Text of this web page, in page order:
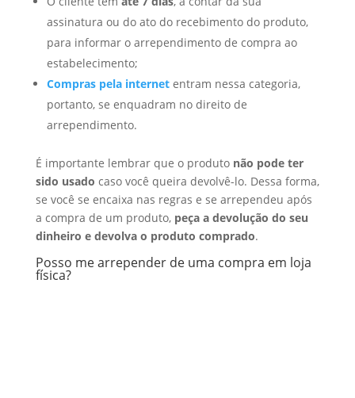
assinatura ou do ato do recebimento do produto,
para informar o arrependimento de compra ao
estabelecimento;
Compras pela internet entram nessa categoria,
portanto, se enquadram no direito de
arrependimento.
É importante lembrar que o produtonão pode ter
sido usado caso você queira devolvê-lo. Dessa forma,
se você se encaixa nas regras e se arrependeu após
a compra de um produto, peça a devolução do seu
dinheiro e devolva o produto comprado.
Posso me arrepender de uma compra em loja
física?